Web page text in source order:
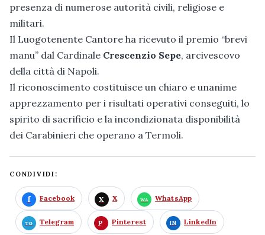
presenza di numerose autorità civili, religiose e
militari.
Il Luogotenente Cantore ha ricevuto il premio “brevi
manu” dal Cardinale Crescenzio Sepe, arcivescovo
della città di Napoli.
Il riconoscimento costituisce un chiaro e unanime
apprezzamento per i risultati operativi conseguiti, lo
spirito di sacrificio e la incondizionata disponibilità
dei Carabinieri che operano a Termoli.
CONDIVIDI:
Facebook X WhatsApp
Telegram Pinterest LinkedIn